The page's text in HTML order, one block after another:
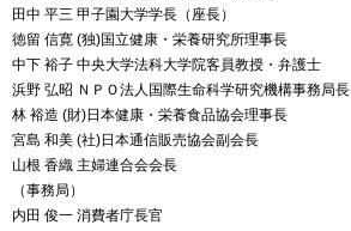
田中 平三 甲子園大学学長（座長）
徳留 信寛 (独)国立健康・栄養研究所理事長
中下 裕子 中央大学法科大学院客員教授・弁護士
浜野 弘昭 ＮＰＯ法人国際生命科学研究機構事務局長
林 裕造 (財)日本健康・栄養食品協会理事長
宮島 和美 (社)日本通信販売協会副会長
山根 香織 主婦連合会会長
（事務局）
内田 俊一 消費者庁長官